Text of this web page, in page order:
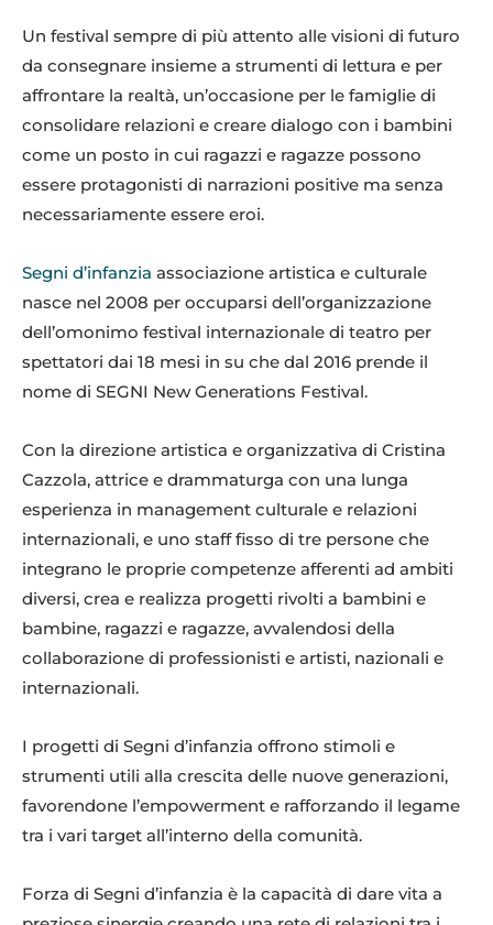
Un festival sempre di più attento alle visioni di futuro
da consegnare insieme a strumenti di lettura e per
affrontare la realtà, un’occasione per le famiglie di
consolidare relazioni e creare dialogo con i bambini
come un posto in cui ragazzi e ragazze possono
essere protagonisti di narrazioni positive ma senza
necessariamente essere eroi.
Segni d’infanzia associazione artistica e culturale
nasce nel 2008 per occuparsi dell’organizzazione
dell’omonimo festival internazionale di teatro per
spettatori dai 18 mesi in su che dal 2016 prende il
nome di SEGNI New Generations Festival.
Con la direzione artistica e organizzativa di Cristina
Cazzola, attrice e drammaturga con una lunga
esperienza in management culturale e relazioni
internazionali, e uno staff fisso di tre persone che
integrano le proprie competenze afferenti ad ambiti
diversi, crea e realizza progetti rivolti a bambini e
bambine, ragazzi e ragazze, avvalendosi della
collaborazione di professionisti e artisti, nazionali e
internazionali.
I progetti di Segni d’infanzia offrono stimoli e
strumenti utili alla crescita delle nuove generazioni,
favorendone l’empowerment e rafforzando il legame
tra i vari target all’interno della comunità.
Forza di Segni d’infanzia è la capacità di dare vita a